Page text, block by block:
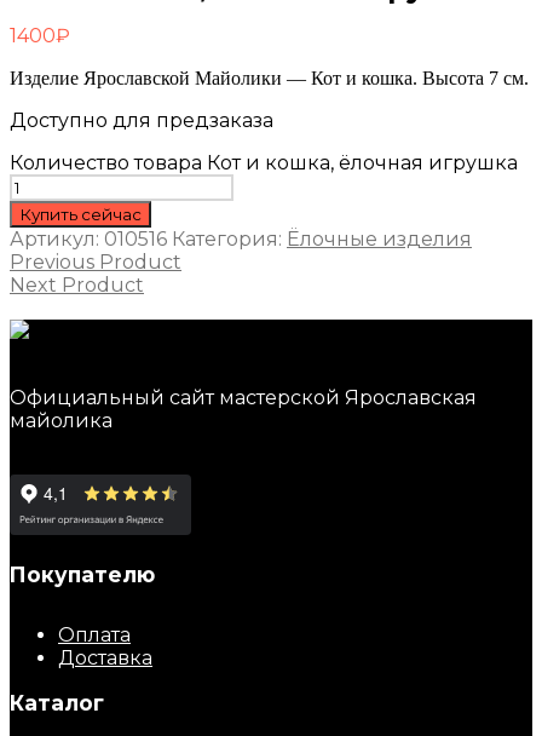
1400₽
Изделие Ярославской Майолики — Кот и кошка. Высота 7 см.
Доступно для предзаказа
Количество товара Кот и кошка, ёлочная игрушка
Купить сейчас
Артикул: 010516 Категория: Ёлочные изделия
Previous Product
Next Product
Официальный сайт мастерской Ярославская
майолика
Покупателю
Оплата
Доставка
Каталог